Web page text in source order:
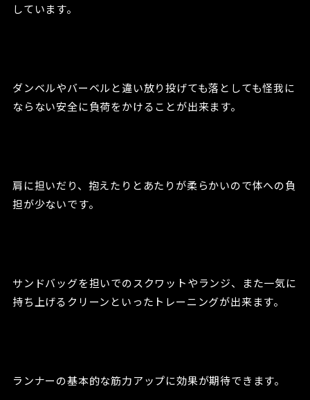
しています。
ダンベルやバーベルと違い放り投げても落としても怪我に
ならない安全に負荷をかけることが出来ます。
肩に担いだり、抱えたりとあたりが柔らかいので体への負
担が少ないです。
サンドバッグを担いでのスクワットやランジ、また一気に
持ち上げるクリーンといったトレーニングが出来ます。
ランナーの基本的な筋力アップに効果が期待できます。